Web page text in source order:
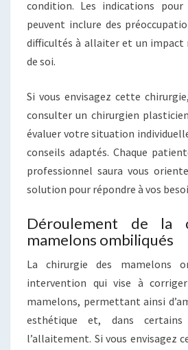
condition. Les indications
peuvent inclure des
difficultés à allaiter et un impact
de soi.
Si vous envisagez cette
consulter un chirurgien
évaluer votre situation
conseils adaptés. Chaque
professionnel saura vous
solution pour répondre à vos
Déroulement de la
mamelons ombiliqués
La chirurgie des mamelons
intervention qui vise à
mamelons, permettant ainsi
esthétique et, dans
l’allaitement. Si vous envisagez